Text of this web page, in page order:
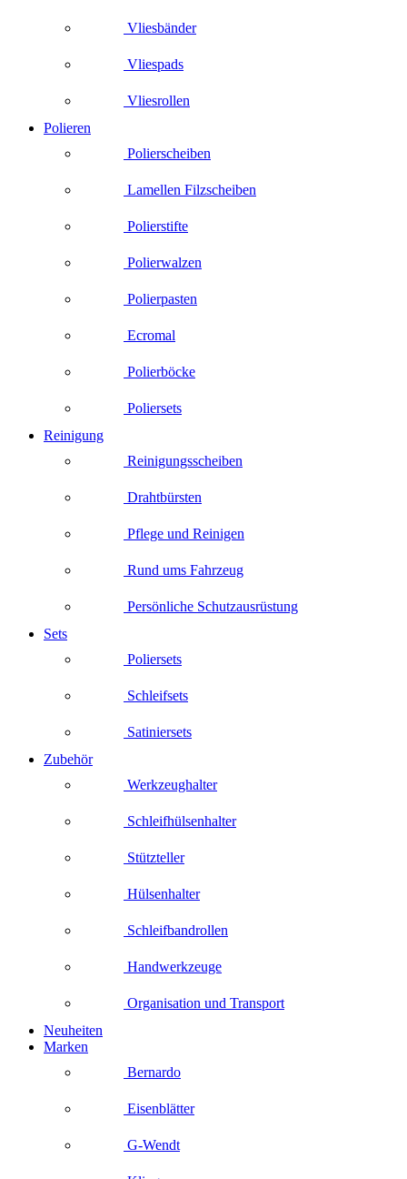
Vliesbänder
Vliespads
Vliesrollen
Polieren
Polierscheiben
Lamellen Filzscheiben
Polierstifte
Polierwalzen
Polierpasten
Ecromal
Polierböcke
Poliersets
Reinigung
Reinigungsscheiben
Drahtbürsten
Pflege und Reinigen
Rund ums Fahrzeug
Persönliche Schutzausrüstung
Sets
Poliersets
Schleifsets
Satiniersets
Zubehör
Werkzeughalter
Schleifhülsenhalter
Stützteller
Hülsenhalter
Schleifbandrollen
Handwerkzeuge
Organisation und Transport
Neuheiten
Marken
Bernardo
Eisenblätter
G-Wendt